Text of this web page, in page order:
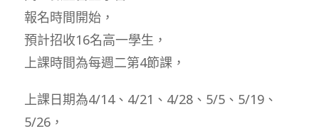
報名時間開始，
預計招收16名高一學生，
上課時間為每週二第4節課，
上課日期為4/14、4/21、4/28、5/5、5/19、
5/26，